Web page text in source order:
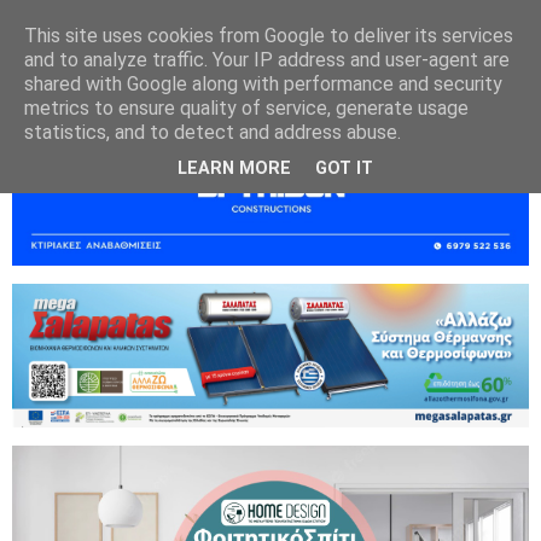
This site uses cookies from Google to deliver its services
and to analyze traffic. Your IP address and user-agent are
shared with Google along with performance and security
metrics to ensure quality of service, generate usage
statistics, and to detect and address abuse.
LEARN MORE GOT IT